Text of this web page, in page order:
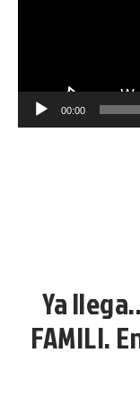
00:00
Ya
FAMILI.